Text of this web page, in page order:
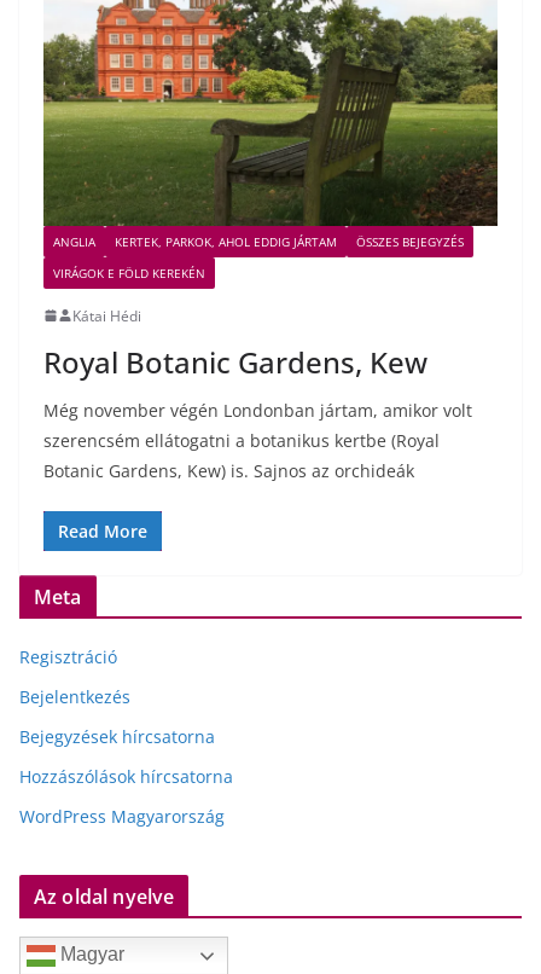
ANGLIA KERTEK, PARKOK, AHOL EDDIG JÁRTAM
ÖSSZES BEJEGYZÉS
VIRÁGOK E FÖLD KEREKÉN
Kátai Hédi
Royal Botanic Gardens, Kew
Még november végén Londonban jártam, amikor volt
szerencsém ellátogatni a botanikus kertbe (Royal
Botanic Gardens, Kew) is. Sajnos az orchideák
Read More
Meta
Regisztráció
Bejelentkezés
Bejegyzések hírcsatorna
Hozzászólások hírcsatorna
WordPress Magyarország
Az oldal nyelve
Magyar